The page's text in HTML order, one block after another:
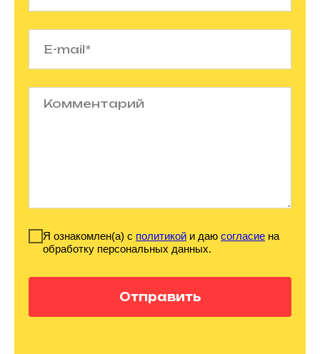
Я ознакомлен(а) с политикой и даю согласие на
обработку персональных данных.
Отправить